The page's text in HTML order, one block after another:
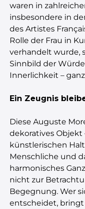
waren in
insbesondere in
des Artistes
Rolle der Frau in
verhandelt wurde,
Sinnbild der
Innerlichkeit –
Ein Zeugnis
Diese Auguste
dekoratives Objekt
künstlerischen
Menschliche und
harmonisches
nicht zur
Begegnung. Wer
entscheidet,